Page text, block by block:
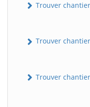
Trouver
Trouver
Trouver